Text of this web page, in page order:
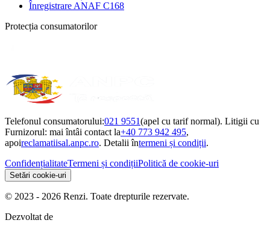
Înregistrare ANAF C168
Protecția consumatorilor
Telefonul consumatorului:021 9551(apel cu tarif normal). Litigii cu
Furnizorul: mai întâi contact la+40 773 942 495,
apoireclamatiisal.anpc.ro. Detalii întermeni și condiții.
ConfidențialitateTermeni și condițiiPolitică de cookie-uri
Setări cookie-uri
© 2023 - 2026 Renzi. Toate drepturile rezervate.
Dezvoltat de